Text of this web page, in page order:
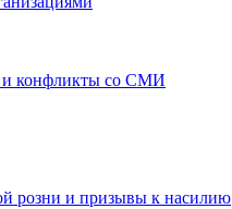
и конфликты со СМИ
розни и призывы к насилию